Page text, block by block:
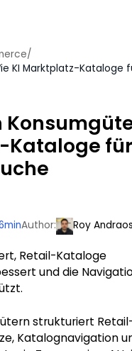
/
KI Marktplatz-Kataloge
Kataloge
minAuthor: Roy
strukturiert
Katalognavigation